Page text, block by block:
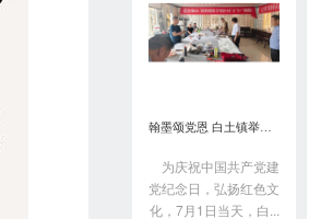
翰墨颂党恩 白土镇举办书画笔会庆“七一”
为庆祝中国共产党建
党纪念日，弘扬红色文
化，7月1日当天，白...